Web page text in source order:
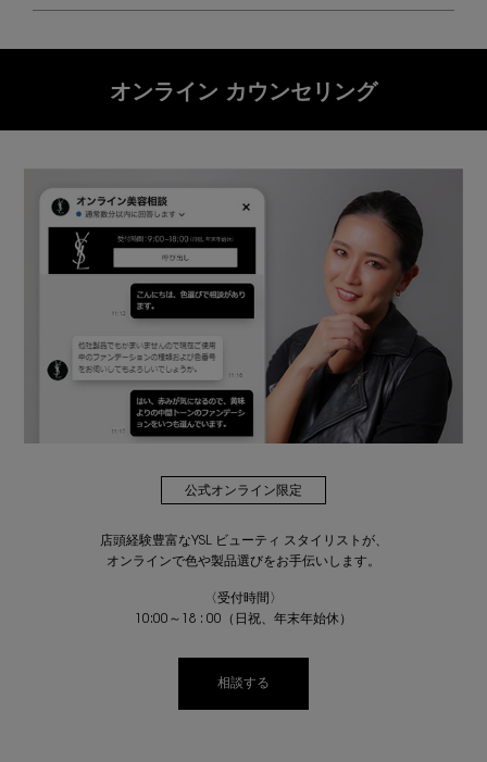
オンライン カウンセリング
公式オンライン限定
店頭経験豊富なYSL ビューティ スタイリストが、
オンラインで色や製品選びをお手伝いします。
〈受付時間〉
10:00～18 : 00（日祝、年末年始休）
相談する